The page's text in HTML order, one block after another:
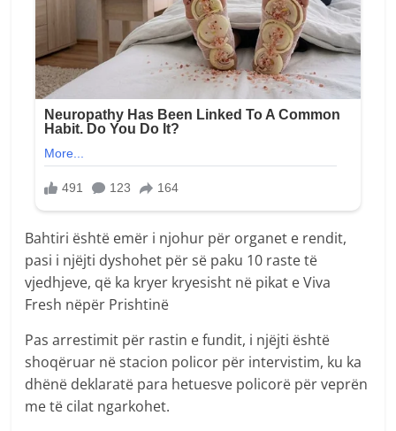
Bahtiri është emër i njohur për organet e rendit,
pasi i njëjti dyshohet për së paku 10 raste të
vjedhjeve, që ka kryer kryesisht në pikat e Viva
Fresh nëpër Prishtinë
Pas arrestimit për rastin e fundit, i njëjti është
shoqëruar në stacion policor për intervistim, ku ka
dhënë deklaratë para hetuesve policorë për veprën
me të cilat ngarkohet.